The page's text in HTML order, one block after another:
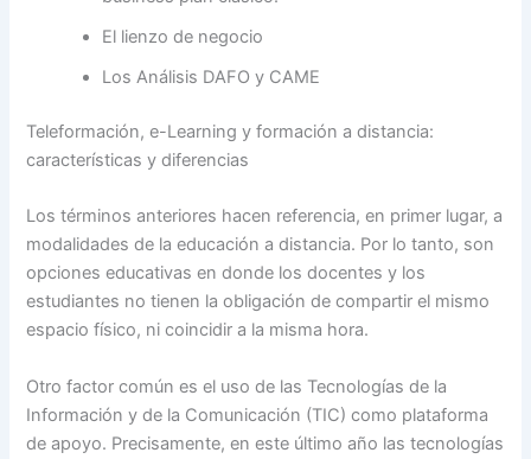
El lienzo de negocio
Los Análisis DAFO y CAME
Teleformación, e-Learning y formación a distancia:
características y diferencias
Los términos anteriores hacen referencia, en primer lugar, a
modalidades de la educación a distancia. Por lo tanto, son
opciones educativas en donde los docentes y los
estudiantes no tienen la obligación de compartir el mismo
espacio físico, ni coincidir a la misma hora.
Otro factor común es el uso de las Tecnologías de la
Información y de la Comunicación (TIC) como plataforma
de apoyo. Precisamente, en este último año las tecnologías